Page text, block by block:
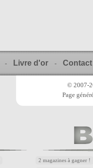
- Livre d'or - Contact
© 2007-
Page
2 magazines à gagner !